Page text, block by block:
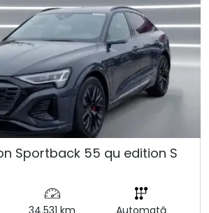
Sportback 55 qu edition S